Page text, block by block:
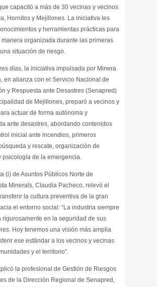
capacitó a más de 30 vecinas y vecinos
Hornitos y Mejillones. La iniciativa les
y herramientas prácticas para
manera organizada durante las primeras
situación de riesgo.
días, la iniciativa impulsada por Minera
en alianza con el Servicio Nacional de
y Respuesta ante Desastres (Senapred)
de Mejillones, preparó a vecinos y
actuar de forma autónoma y
ante desastres, abordando contenidos
inicial ante incendios, primeros
y rescate, organización de
psicología de la emergencia.
(i) de Asuntos Públicos Norte de
Minerals, Claudia Pacheco, relevó el
la cultura preventiva de la gran
el entorno social: “La industria siempre
rigurosamente en la seguridad de sus
Hoy tenemos una visión más amplia
ese estándar a los vecinos y vecinas
y el territorio”.
la profesional de Gestión de Riesgos
de la Dirección Regional de Senapred,